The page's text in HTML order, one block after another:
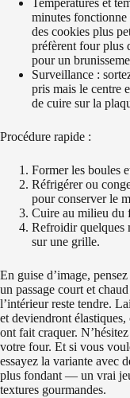
Températures et
minutes
des cookies plus
préfèrent four plus
pour un
Surveillance :
pris mais le centre
de cuire sur la
Procédure rapide :
Former les boules
Réfrigérer ou
pour conserver le
Cuire au milieu du
Refroidir quelques
sur une grille.
En guise d’image,
un passage court et
l’intérieur reste tendre.
et deviendront
ont fait craquer.
votre four. Et si vous
essayez la variante avec
plus fondant — un vrai
textures gourmandes.